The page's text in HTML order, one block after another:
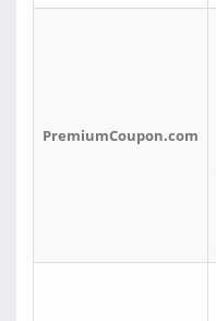
PremiumCoupon.com